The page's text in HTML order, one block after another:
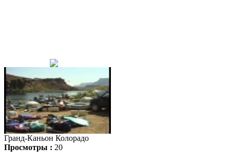
Гранд-Каньон Колорадо
Просмотры : 20